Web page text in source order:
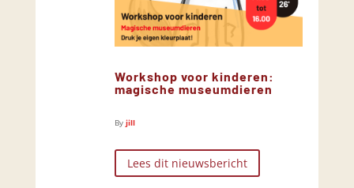
Workshop voor kinderen:
magische museumdieren
By jill
Lees dit nieuwsbericht